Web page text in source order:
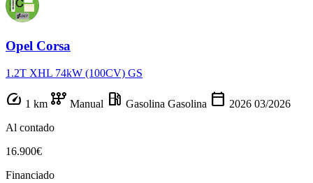
Opel Corsa
1.2T XHL 74kW (100CV) GS
speed 1 km auto_transmission Manual local_gas_station Gasolina Gasolina calendar_today 2026 03/2026
Al contado
16.900€
Financiado